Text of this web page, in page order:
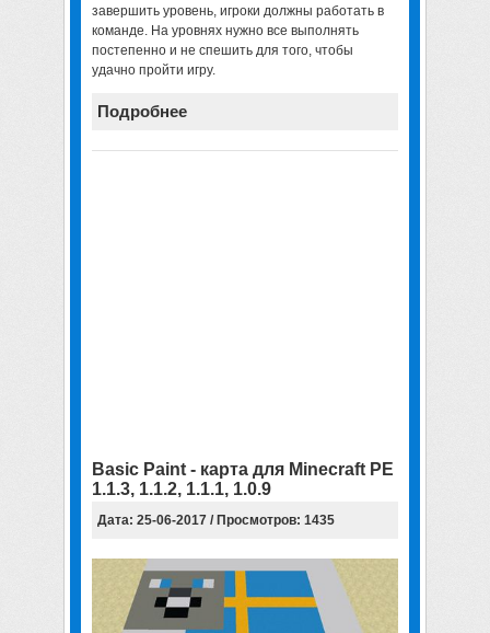
завершить уровень, игроки должны работать в
команде. На уровнях нужно все выполнять
постепенно и не спешить для того, чтобы
удачно пройти игру.
Подробнее
Basic Paint - карта для Minecraft PE
1.1.3, 1.1.2, 1.1.1, 1.0.9
Дата: 25-06-2017 / Просмотров: 1435